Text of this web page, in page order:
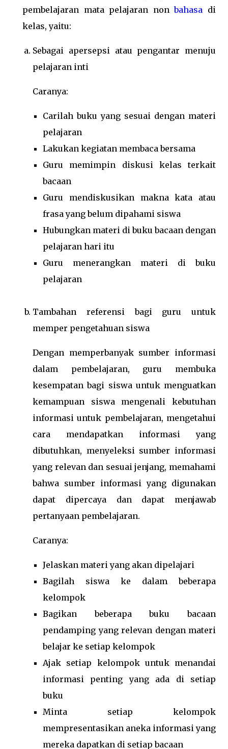
pembelajaran mata pelajaran nonbahasa di
kelas, yaitu:
Sebagai apersepsi atau pengantar menuju
pelajaran inti
Caranya:
Carilah buku yang sesuai dengan materi
pelajaran
Lakukan kegiatan membaca bersama
Guru memimpin diskusi kelas terkait
bacaan
Guru mendiskusikan makna kata atau
frasa yang belum dipahami siswa
Hubungkan materi di buku bacaan dengan
pelajaran hari itu
Guru menerangkan materi di buku
pelajaran
Tambahan referensi bagi guru untuk
memper pengetahuan siswa
Dengan memperbanyak sumber informasi
dalam pembelajaran, guru membuka
kesempatan bagi siswa untuk menguatkan
kemampuan siswa mengenali kebutuhan
informasi untuk pembelajaran, mengetahui
cara mendapatkan informasi yang
dibutuhkan, menyeleksi sumber informasi
yang relevan dan sesuai jenjang, memahami
bahwa sumber informasi yang digunakan
dapat dipercaya dan dapat menjawab
pertanyaan pembelajaran.
Caranya:
Jelaskan materi yang akan dipelajari
Bagilah siswa ke dalam beberapa
kelompok
Bagikan beberapa buku bacaan
pendamping yang relevan dengan materi
belajar ke setiap kelompok
Ajak setiap kelompok untuk menandai
informasi penting yang ada di setiap
buku
Minta setiap kelompok
mempresentasikan aneka informasi yang
mereka dapatkan di setiap bacaan